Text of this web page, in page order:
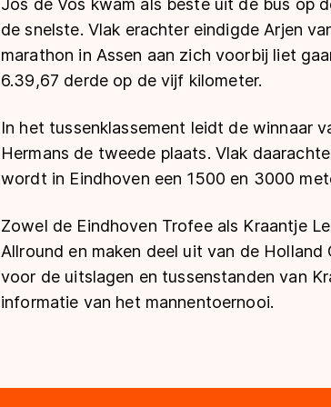
Jos de Vos kwam als beste uit de bus op
de snelste. Vlak erachter eindigde Arjen
marathon in Assen aan zich voorbij liet
6.39,67 derde op de vijf kilometer.
In het tussenklassement leidt de winnaar
Hermans de tweede plaats. Vlak
wordt in Eindhoven een 1500 en 3000
Zowel de Eindhoven Trofee als Kraantje
Allround en maken deel uit van de
voor de uitslagen en tussenstanden van
informatie van het mannentoernooi.